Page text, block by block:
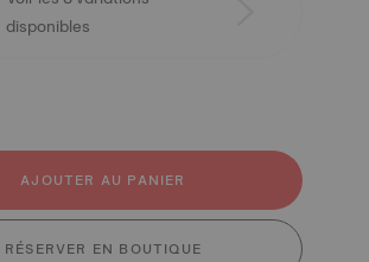
disponibles
AJOUTER AU PANIER
RÉSERVER EN BOUTIQUE